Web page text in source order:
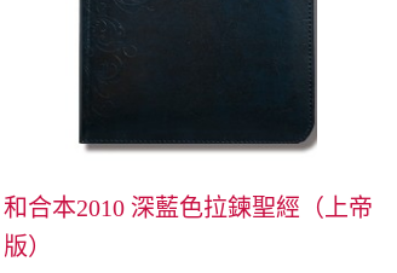
和合本2010 深藍色拉鍊聖經（上帝
版）